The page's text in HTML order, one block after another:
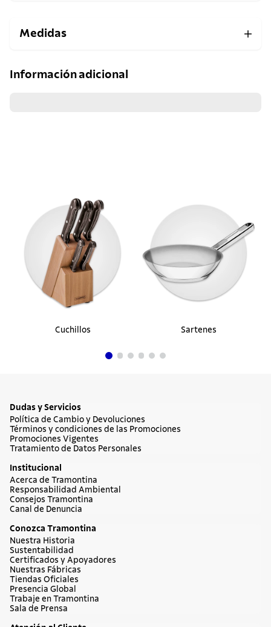
Medidas
Información adicional
del momento!
Cuchara para té Havana de acero
inoxidable Tramontina
$ 3900 35%
Cuchillos